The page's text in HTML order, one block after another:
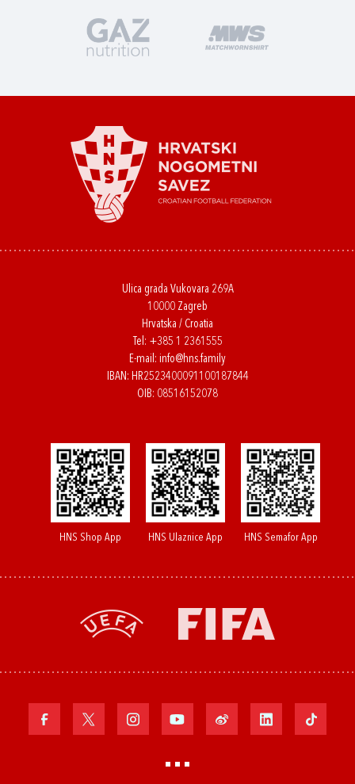
Ulica grada Vukovara 269A
10000 Zagreb
Hrvatska / Croatia
Tel: +385 1 2361555
E-mail: info@hns.family
IBAN: HR2523400091100187844
OIB: 08516152078
HNS Shop App HNS Ulaznice App HNS Semafor App